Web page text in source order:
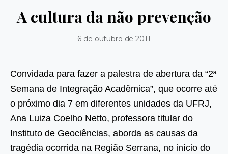
A cultura da não prevenção
6 de outubro de 2011
Convidada para fazer a palestra de abertura da “2ª
Semana de Integração Acadêmica”, que ocorre até
o próximo dia 7 em diferentes unidades da UFRJ,
Ana Luiza Coelho Netto, professora titular do
Instituto de Geociências, aborda as causas da
tragédia ocorrida na Região Serrana, no início do